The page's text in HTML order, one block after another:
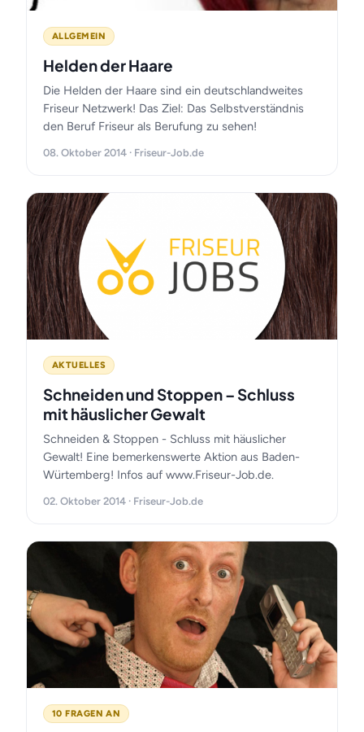
ALLGEMEIN
Helden der Haare
Die Helden der Haare sind ein deutschlandweites
Friseur Netzwerk! Das Ziel: Das Selbstverständnis
den Beruf Friseur als Berufung zu sehen!
08. Oktober 2014 · Friseur-Job.de
AKTUELLES
Schneiden und Stoppen – Schluss
mit häuslicher Gewalt
Schneiden & Stoppen - Schluss mit häuslicher
Gewalt! Eine bemerkenswerte Aktion aus Baden-
Würtemberg! Infos auf www.Friseur-Job.de.
02. Oktober 2014 · Friseur-Job.de
10 FRAGEN AN